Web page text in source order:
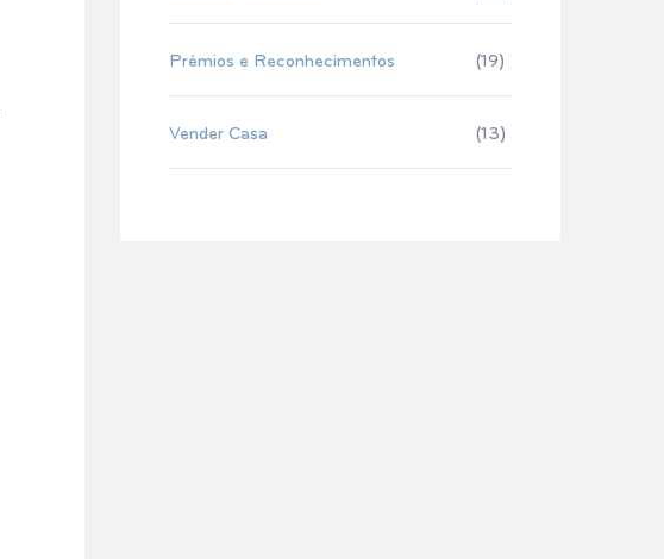
Prémios e Reconhecimentos (19)
Vender Casa (13)